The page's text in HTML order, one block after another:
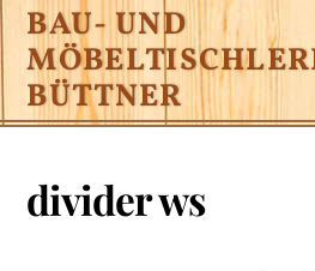
Skip
content
BAU- UND
BÜTTNER
divider ws